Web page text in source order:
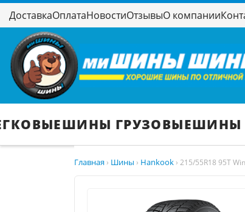
ДоставкаОплатаНовостиОтзывыО компании
ШИНЫ ГРУЗОВЫЕШИНЫ
Главная › Шины › Hankook › 215/55R18 95T